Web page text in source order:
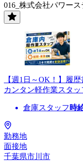
016_株式会社パワー
【週1日～OK！】履
カンタン軽作業スタッ
倉庫スタッフ 時
勤務地
面接地
千葉県市川市